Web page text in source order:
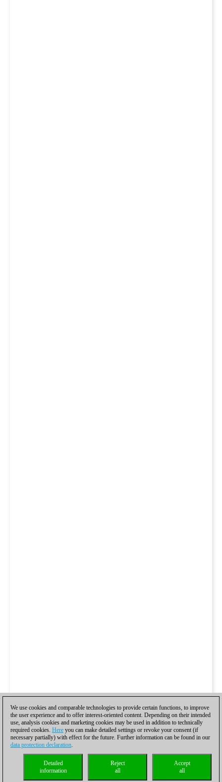
We use cookies and comparable technologies to provide certain functions, to improve
the user experience and to offer interest-oriented content. Depending on their intended
use, analysis cookies and marketing cookies may be used in addition to technically
required cookies. Here you can make detailed settings or revoke your consent (if
necessary partially) with effect for the future. Further information can be found in our
data protection declaration.
Accept
all
Reject
all
Detailed
information